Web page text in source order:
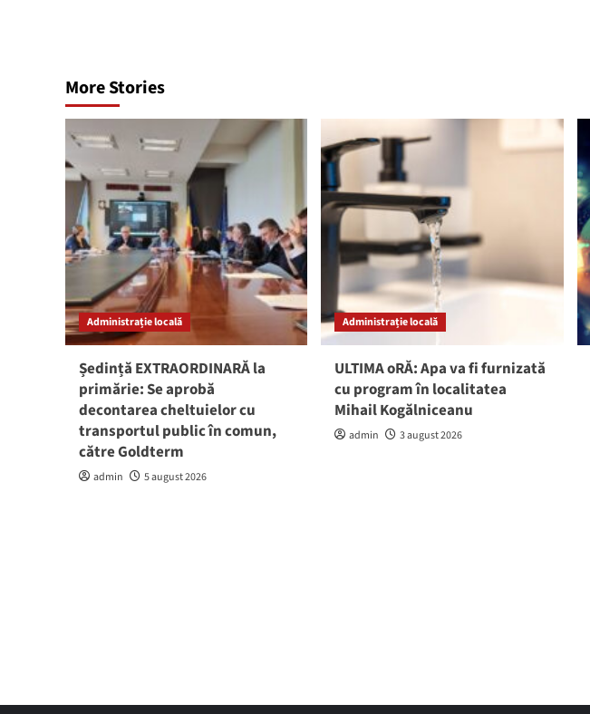
More Stories
Administrație locală
Ședință EXTRAORDINARĂ la
primărie: Se aprobă
decontarea cheltuielor cu
transportul public în comun,
către Goldterm
admin 5 august 2026
Administrație locală
ULTIMA oRĂ: Apa va fi furnizată
cu program în localitatea
Mihail Kogălniceanu
admin 3 august 2026